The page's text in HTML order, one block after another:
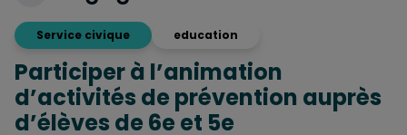
Service civique education
Participer à l’animation
d’activités de prévention auprès
d’élèves de 6e et 5e